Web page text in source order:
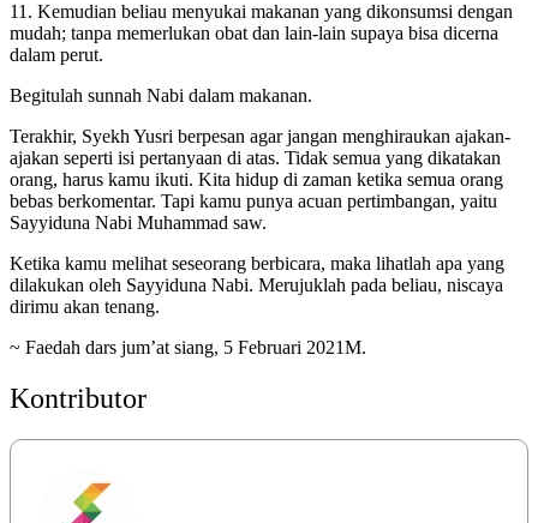
11. Kemudian beliau menyukai makanan yang dikonsumsi dengan
mudah; tanpa memerlukan obat dan lain-lain supaya bisa dicerna
dalam perut.
Begitulah sunnah Nabi dalam makanan.
Terakhir, Syekh Yusri berpesan agar jangan menghiraukan ajakan-
ajakan seperti isi pertanyaan di atas. Tidak semua yang dikatakan
orang, harus kamu ikuti. Kita hidup di zaman ketika semua orang
bebas berkomentar. Tapi kamu punya acuan pertimbangan, yaitu
Sayyiduna Nabi Muhammad saw.
Ketika kamu melihat seseorang berbicara, maka lihatlah apa yang
dilakukan oleh Sayyiduna Nabi. Merujuklah pada beliau, niscaya
dirimu akan tenang.
~ Faedah dars jum’at siang, 5 Februari 2021M.
Kontributor